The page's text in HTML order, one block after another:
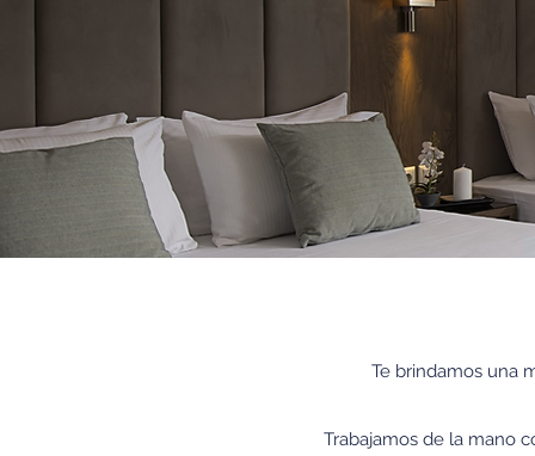
Te brindamos una
Trabajamos de la mano